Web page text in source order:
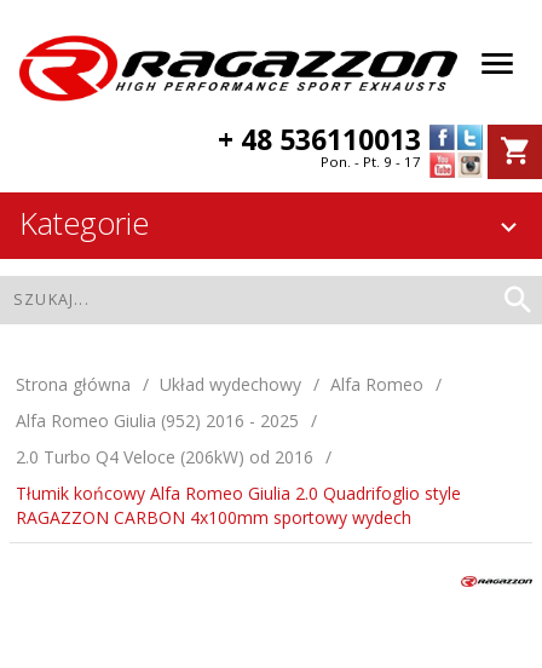
+ 48 536110013
Pon. - Pt. 9 - 17
Kategorie
Strona główna Układ wydechowy
Alfa Romeo
Alfa Romeo Giulia (952) 2016 - 2025
2.0 Turbo Q4 Veloce (206kW) od 2016
Tłumik końcowy Alfa Romeo Giulia 2.0 Quadrifoglio style
RAGAZZON CARBON 4x100mm sportowy wydech